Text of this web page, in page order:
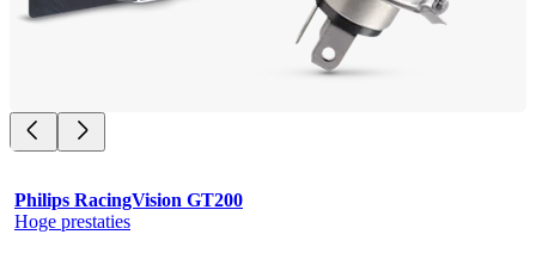
Philips RacingVision GT200
Hoge prestaties